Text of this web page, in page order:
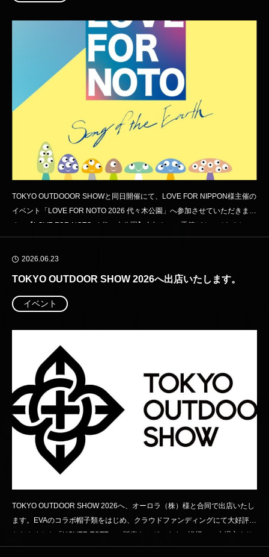
TOKYO OUTDOOOR SHOWと同日開催にて、LOVE FOR NIPPON様主催の
イベント「LOVE FOR NOTO 2026 代々木公園」へ参加させていただきま
す。【LOVE FOR NOTO at 代々木公園】今年もこの季節がやってきまし
た！私たちは今年も、Candle JUNE氏、そしてLOVE FOR NIPPON（LF
2026.06.23
TOKYO OUTDOOR SHOW 2026へ出店いたします。
イベント
TOKYO OUTDOOR SHOW 2026へ、オーロラ（株）様と合同で出店いたし
ます。EVAのコラボ帽子類をはじめ、クラウドファンディングにて大好評い
ただきました「HOVER TOTE」の販売もございます。皆様のご来場心より
お待ち申し上げます。